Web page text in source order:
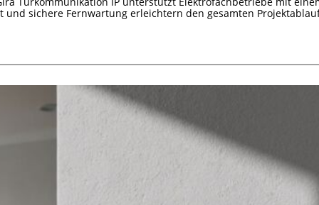
sichere Fernwartung erleichtern den gesamten